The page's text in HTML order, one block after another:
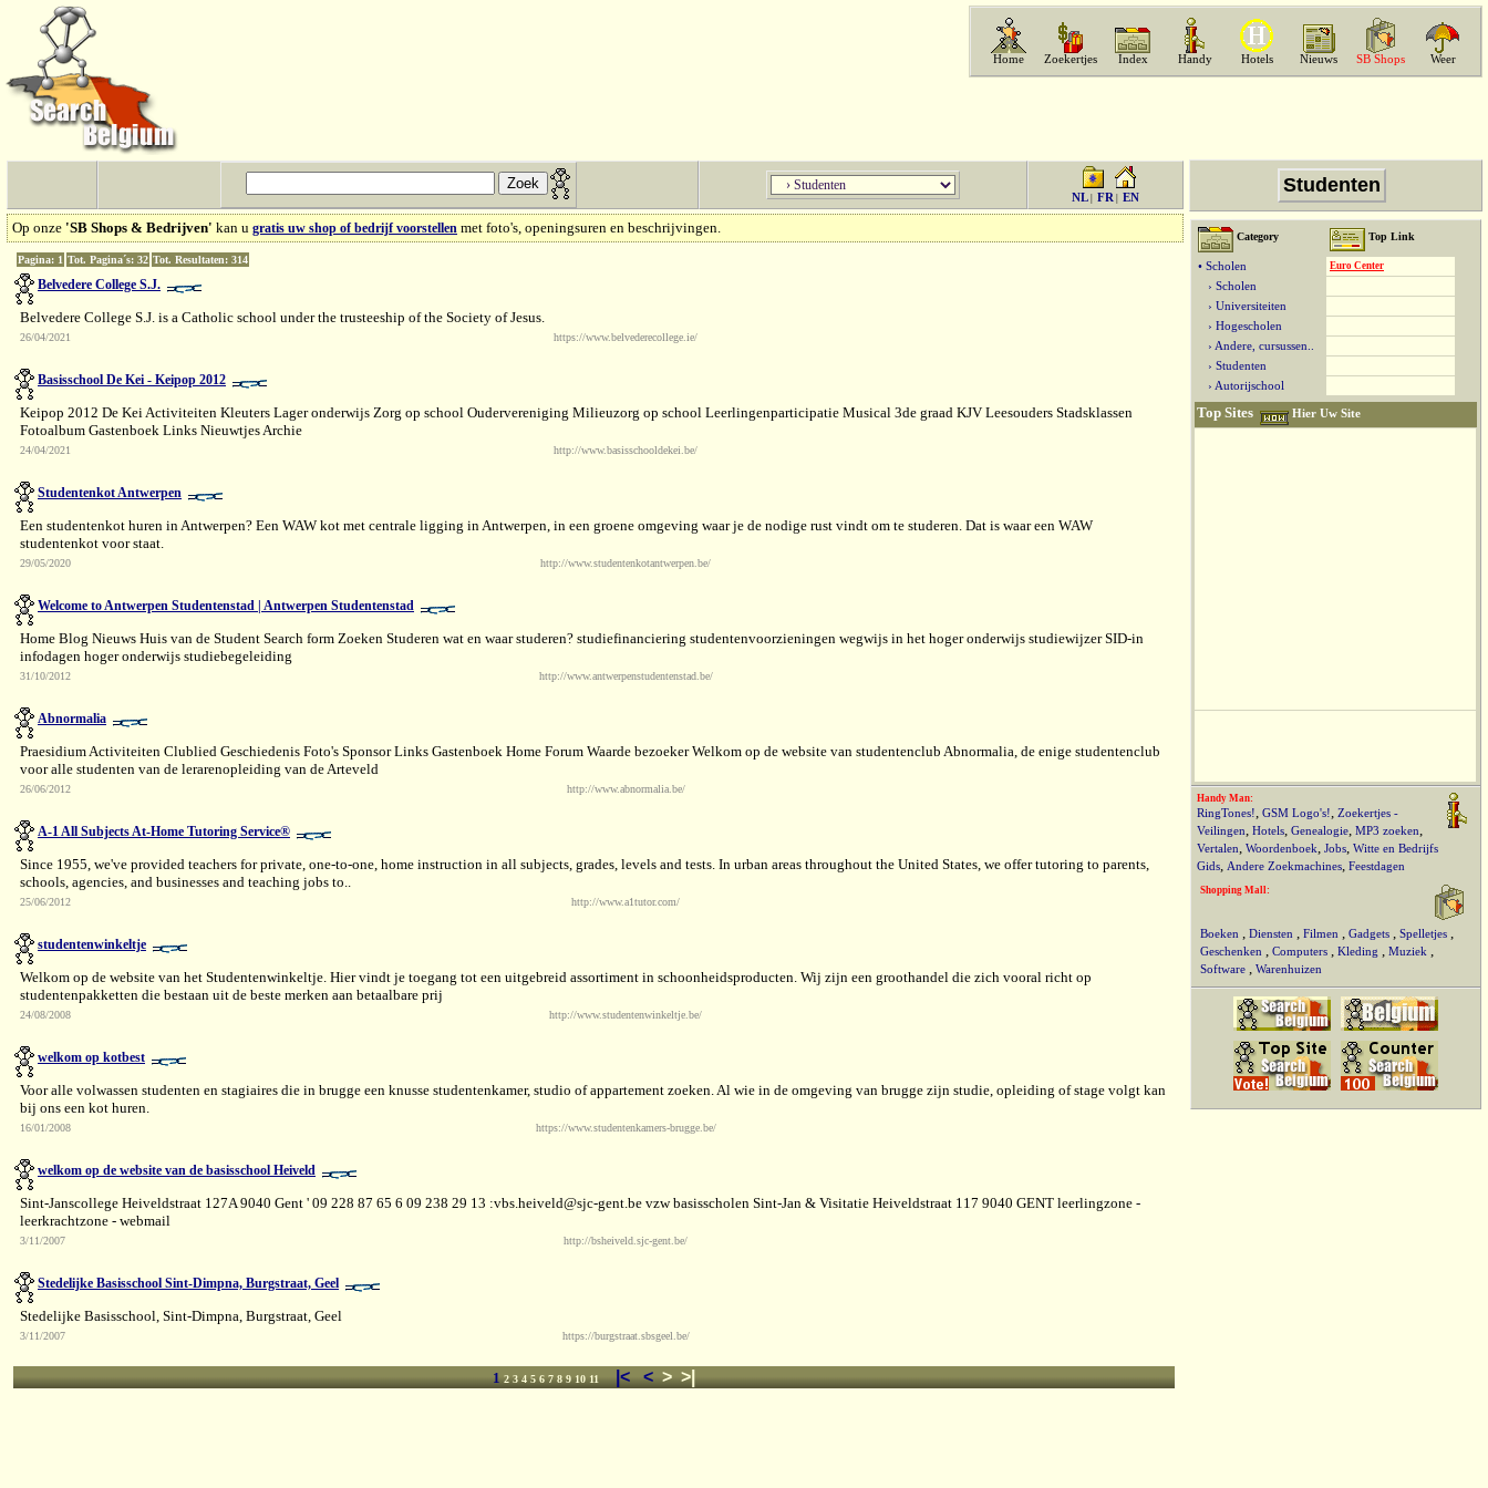
Home Zoekertjes Index Handy Hotels Nieuws SB Shops Weer
NL FR EN
Op onze 'SB Shops & Bedrijven' kan u gratis uw shop of bedrijf voorstellen met foto's, openingsuren en beschrijvingen.
Pagina: 1 Tot. Pagina´s: 32 Tot. Resultaten: 314
Belvedere College S.J.
Belvedere College S.J. is a Catholic school under the trusteeship of the Society of Jesus.
26/04/2021 https://www.belvederecollege.ie/
Basisschool De Kei - Keipop 2012
Keipop 2012 De Kei Activiteiten Kleuters Lager onderwijs Zorg op school Oudervereniging Milieuzorg op school Leerlingenparticipatie Musical 3de graad KJV Leesouders Stadsklassen
Fotoalbum Gastenboek Links Nieuwtjes Archie
24/04/2021 http://www.basisschooldekei.be/
Studentenkot Antwerpen
Een studentenkot huren in Antwerpen? Een WAW kot met centrale ligging in Antwerpen, in een groene omgeving waar je de nodige rust vindt om te studeren. Dat is waar een WAW
studentenkot voor staat.
29/05/2020 http://www.studentenkotantwerpen.be/
Welcome to Antwerpen Studentenstad | Antwerpen Studentenstad
Home Blog Nieuws Huis van de Student Search form Zoeken Studeren wat en waar studeren? studiefinanciering studentenvoorzieningen wegwijs in het hoger onderwijs studiewijzer SID-in
infodagen hoger onderwijs studiebegeleiding
31/10/2012 http://www.antwerpenstudentenstad.be/
Abnormalia
Praesidium Activiteiten Clublied Geschiedenis Foto's Sponsor Links Gastenboek Home Forum Waarde bezoeker Welkom op de website van studentenclub Abnormalia, de enige studentenclub
voor alle studenten van de lerarenopleiding van de Arteveld
26/06/2012 http://www.abnormalia.be/
A-1 All Subjects At-Home Tutoring Service®
Since 1955, we've provided teachers for private, one-to-one, home instruction in all subjects, grades, levels and tests. In urban areas throughout the United States, we offer tutoring to parents,
schools, agencies, and businesses and teaching jobs to..
25/06/2012 http://www.a1tutor.com/
studentenwinkeltje
Welkom op de website van het Studentenwinkeltje. Hier vindt je toegang tot een uitgebreid assortiment in schoonheidsproducten. Wij zijn een groothandel die zich vooral richt op
studentenpakketten die bestaan uit de beste merken aan betaalbare prij
24/08/2008 http://www.studentenwinkeltje.be/
welkom op kotbest
Voor alle volwassen studenten en stagiaires die in brugge een knusse studentenkamer, studio of appartement zoeken. Al wie in de omgeving van brugge zijn studie, opleiding of stage volgt kan
bij ons een kot huren.
16/01/2008 https://www.studentenkamers-brugge.be/
welkom op de website van de basisschool Heiveld
Sint-Janscollege Heiveldstraat 127A 9040 Gent ' 09 228 87 65 6 09 238 29 13 :vbs.heiveld@sjc-gent.be vzw basisscholen Sint-Jan & Visitatie Heiveldstraat 117 9040 GENT leerlingzone -
leerkrachtzone - webmail
3/11/2007 http://bsheiveld.sjc-gent.be/
Stedelijke Basisschool Sint-Dimpna, Burgstraat, Geel
Stedelijke Basisschool, Sint-Dimpna, Burgstraat, Geel
3/11/2007 https://burgstraat.sbsgeel.be/
1234567891011|<<>>|
Studenten
Category Top Link
• Scholen Euro Center
› Scholen
› Universiteiten
› Hogescholen
› Andere, cursussen..
› Studenten
› Autorijschool
Top Sites Hier Uw Site
Handy Man:
RingTones!, GSM Logo's!, Zoekertjes -
Veilingen, Hotels, Genealogie, MP3 zoeken,
Vertalen, Woordenboek, Jobs, Witte en Bedrijfs
Gids, Andere Zoekmachines, Feestdagen
Shopping Mall:
Boeken , Diensten , Filmen , Gadgets , Spelletjes ,
Geschenken , Computers , Kleding , Muziek ,
Software , Warenhuizen